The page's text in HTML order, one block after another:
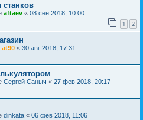
станков
aftaev « 08 сен 2018, 10:00
1 2
at90 « 30 авг 2018, 17:31
Сергей Саныч « 27 фев 2018, 20:17
dinkata « 06 фев 2018, 11:06